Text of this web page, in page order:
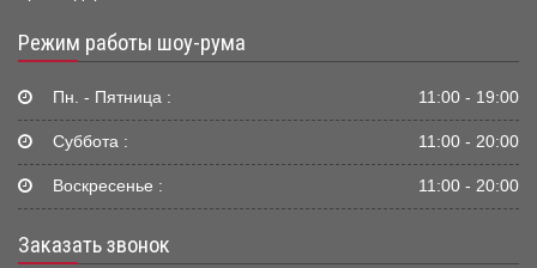
Режим работы шоу-рума
Пн. - Пятница : 11:00 - 19:00
Суббота : 11:00 - 20:00
Воскресенье : 11:00 - 20:00
Заказать звонок